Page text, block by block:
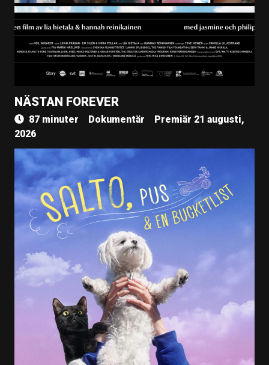
NÄSTAN FOREVER
87 minuter Dokumentär
Premiär 21 augusti,
2026